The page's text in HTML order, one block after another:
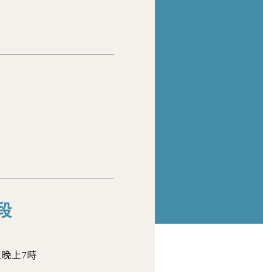
上7時